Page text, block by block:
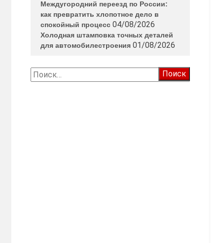
Междугородний переезд по России:
как превратить хлопотное дело в
спокойный процесс 04/08/2026
Холодная штамповка точных деталей
для автомобилестроения 01/08/2026
Найти: